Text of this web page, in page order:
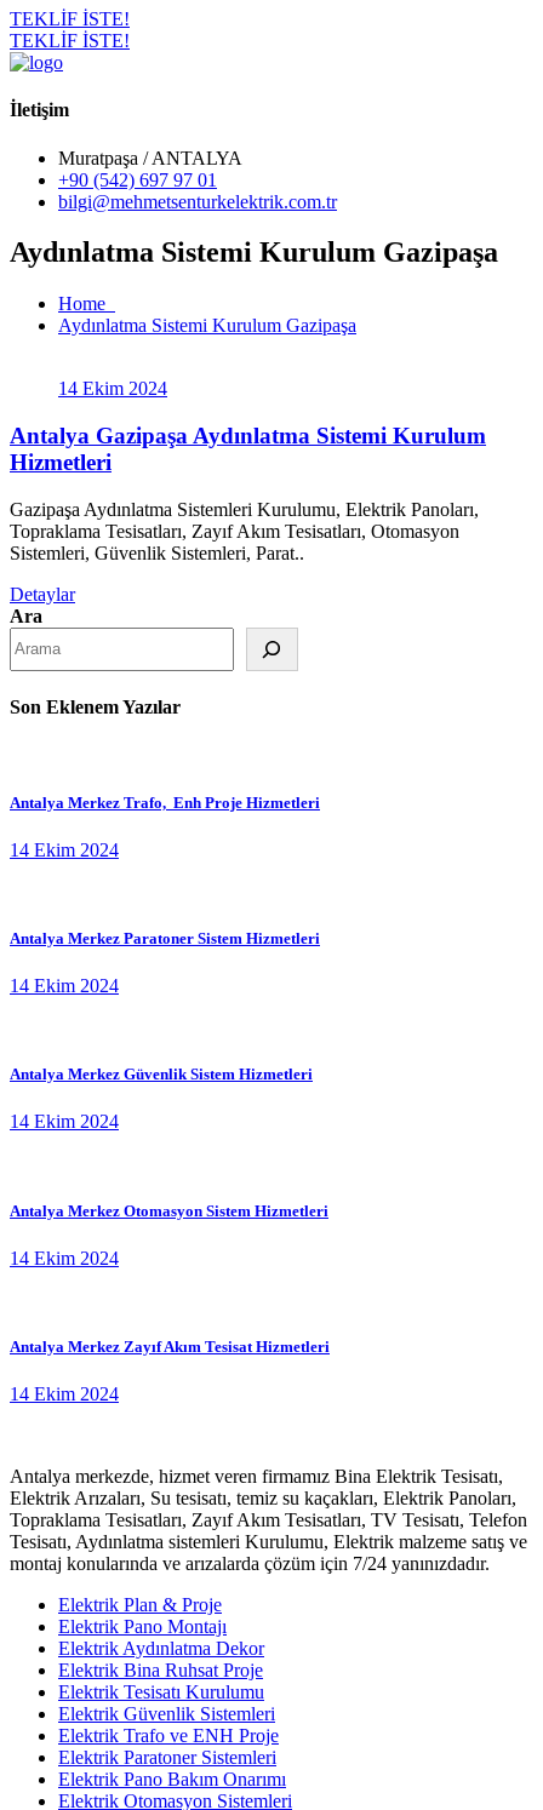
TEKLİF İSTE!
TEKLİF İSTE!
İletişim
Muratpaşa / ANTALYA
+90 (542) 697 97 01
bilgi@mehmetsenturkelektrik.com.tr
Aydınlatma Sistemi Kurulum Gazipaşa
Home
Aydınlatma Sistemi Kurulum Gazipaşa
14 Ekim 2024
Antalya Gazipaşa Aydınlatma Sistemi Kurulum
Hizmetleri
Gazipaşa Aydınlatma Sistemleri Kurulumu, Elektrik Panoları,
Topraklama Tesisatları, Zayıf Akım Tesisatları, Otomasyon
Sistemleri, Güvenlik Sistemleri, Parat..
Detaylar
Ara
Son Eklenem Yazılar
Antalya Merkez Trafo, Enh Proje Hizmetleri
14 Ekim 2024
Antalya Merkez Paratoner Sistem Hizmetleri
14 Ekim 2024
Antalya Merkez Güvenlik Sistem Hizmetleri
14 Ekim 2024
Antalya Merkez Otomasyon Sistem Hizmetleri
14 Ekim 2024
Antalya Merkez Zayıf Akım Tesisat Hizmetleri
14 Ekim 2024
Antalya merkezde, hizmet veren firmamız Bina Elektrik Tesisatı,
Elektrik Arızaları, Su tesisatı, temiz su kaçakları, Elektrik Panoları,
Topraklama Tesisatları, Zayıf Akım Tesisatları, TV Tesisatı, Telefon
Tesisatı, Aydınlatma sistemleri Kurulumu, Elektrik malzeme satış ve
montaj konularında ve arızalarda çözüm için 7/24 yanınızdadır.
Elektrik Plan & Proje
Elektrik Pano Montajı
Elektrik Aydınlatma Dekor
Elektrik Bina Ruhsat Proje
Elektrik Tesisatı Kurulumu
Elektrik Güvenlik Sistemleri
Elektrik Trafo ve ENH Proje
Elektrik Paratoner Sistemleri
Elektrik Pano Bakım Onarımı
Elektrik Otomasyon Sistemleri